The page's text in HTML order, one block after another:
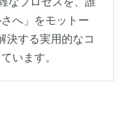
へ」をモットー
決する実用的なコ
います。